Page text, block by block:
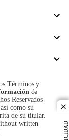
Términos y
de
Reservados
como su
de su titular.
written